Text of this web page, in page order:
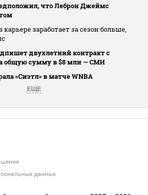
что Леброн Джеймс
заработает за сезон больше,
двухлетний контракт с
общую сумму в $8 млн — СМИ
«Сиэтл» в матче WNBA
ЕЩЕ
данных